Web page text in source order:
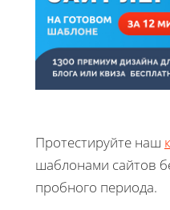
Протестируйте наш
шаблонами сайтов
пробного периода.